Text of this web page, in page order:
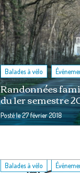
Balades à vélo ,
Randonnées
du 1er semestre
Posté le27 février 2018
Balades à vélo